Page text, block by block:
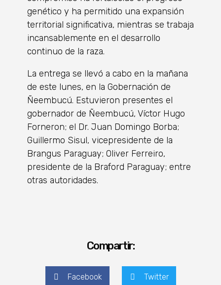
genético y ha permitido una expansión
territorial significativa, mientras se trabaja
incansablemente en el desarrollo
continuo de la raza.
La entrega se llevó a cabo en la mañana
de este lunes, en la Gobernación de
Ñeembucú. Estuvieron presentes el
gobernador de Ñeembucú, Víctor Hugo
Forneron; el Dr. Juan Domingo Borba;
Guillermo Sisul, vicepresidente de la
Brangus Paraguay; Oliver Ferreiro,
presidente de la Braford Paraguay; entre
otras autoridades.
Compartir:
Facebook Twitter